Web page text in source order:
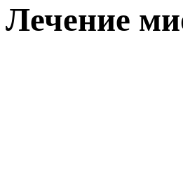
Лечение